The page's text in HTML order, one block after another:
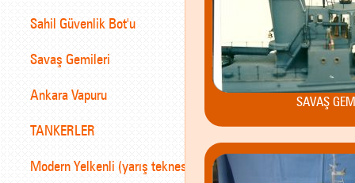
Sahil Güvenlik Bot'u
Savaş Gemileri
Ankara Vapuru
TANKERLER
Modern Yelkenli (yarış teknesi)
SAVAŞ